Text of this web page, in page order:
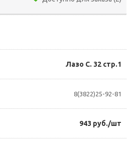
Лазо С. 32 стр.1
8(3822)25-92-81
943 руб./шт